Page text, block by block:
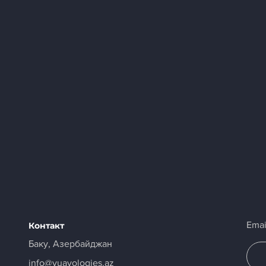
Контакт
Баку, Азербайджан
info@yuayologies.az